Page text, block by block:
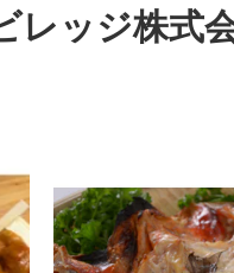
レッジ株式